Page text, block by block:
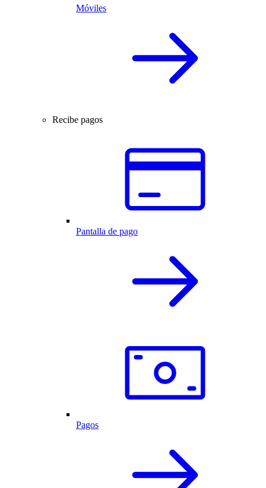
Móviles
Recibe pagos
Pantalla de pago
Pagos